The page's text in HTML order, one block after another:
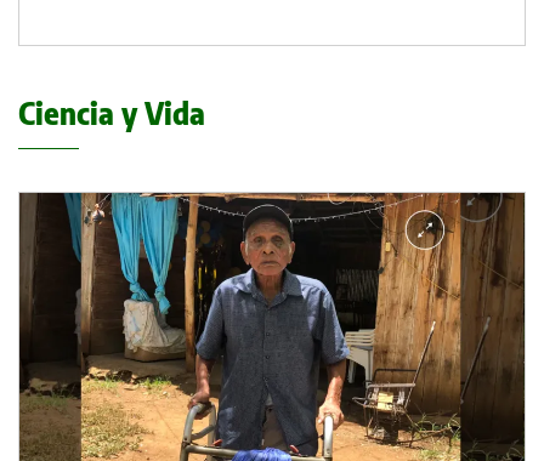
Ciencia y Vida